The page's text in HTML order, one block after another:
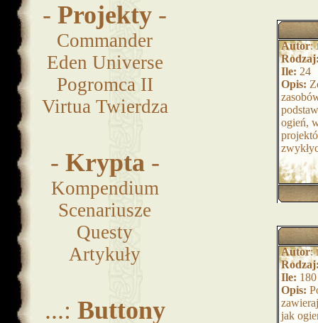
-Projekty -
Commander
Eden Universe
Pogromca II
Virtua Twierdza
- Krypta -
Kompendium
Scenariusze
Questy
Artykuły
...: Buttony
Autor:
Ile: 24
Opis:
ogień,
Autor:
Ile: 180
Opis:
jak